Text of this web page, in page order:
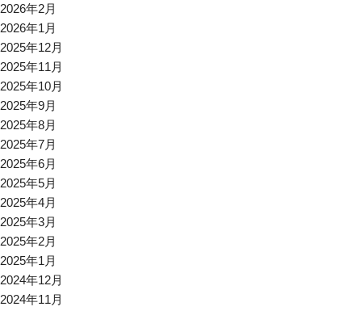
2026年2月
2026年1月
2025年12月
2025年11月
2025年10月
2025年9月
2025年8月
2025年7月
2025年6月
2025年5月
2025年4月
2025年3月
2025年2月
2025年1月
2024年12月
2024年11月